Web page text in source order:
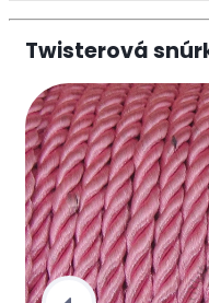
Twisterová